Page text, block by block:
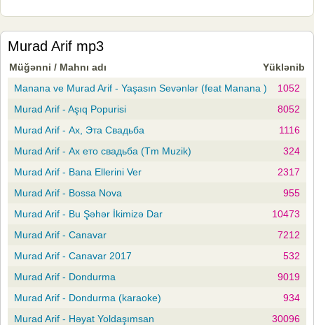
Murad Arif mp3
Müğənni / Mahnı adı
Yüklənib
Manana ve Murad Arif - Yaşasın Sevənlər (feat Manana )
1052
Murad Arif - Aşıq Popurisi
8052
Murad Arif - Ах, Эта Свадьба
1116
Murad Arif - Ах ето свадьба (Tm Muzik)
324
Murad Arif - Bana Ellerini Ver
2317
Murad Arif - Bossa Nova
955
Murad Arif - Bu Şəhər İkimizə Dar
10473
Murad Arif - Canavar
7212
Murad Arif - Canavar 2017
532
Murad Arif - Dondurma
9019
Murad Arif - Dondurma (karaoke)
934
Murad Arif - Həyat Yoldaşımsan
30096